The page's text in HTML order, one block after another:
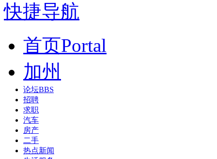
快捷导航
首页Portal
加州
论坛BBS
招聘
求职
汽车
房产
二手
热点新闻